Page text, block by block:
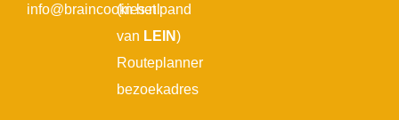
info@braincookies.nl
(in het pand
van LEIN)
Routeplanner
bezoekadres